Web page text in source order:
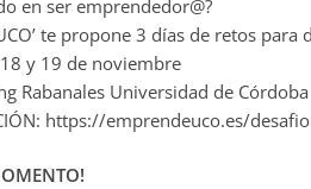
en ser emprendedor@?
te propone 3 días de retos
y 19 de noviembre
Rabanales Universidad de Córdoba
https://emprendeuco.es/